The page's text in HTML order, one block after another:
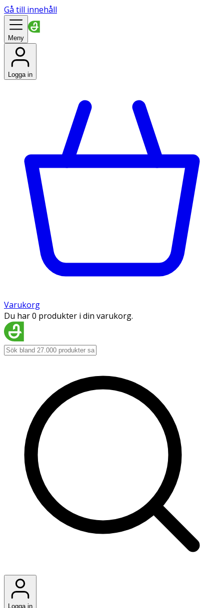
Gå till innehåll
Meny
Logga in
Varukorg
Du har 0 produkter i din varukorg.
Logga in